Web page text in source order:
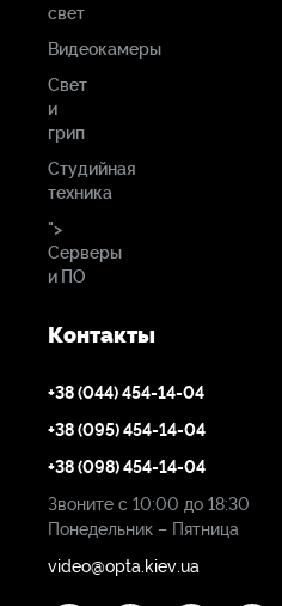
свет
Видеокамеры
Свет
и
грип
Студийная
техника
">
Серверы
и ПО
Контакты
+38 (044) 454-14-04
+38 (095) 454-14-04
+38 (098) 454-14-04
Звоните с 10:00 до 18:30
Понедельник – Пятница
video@opta.kiev.ua